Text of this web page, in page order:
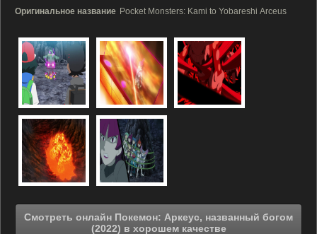
Оригинальное название Pocket Monsters: Kami to Yobareshi Arceus
Смотреть онлайн Покемон: Аркеус, названный богом
(2022) в хорошем качестве